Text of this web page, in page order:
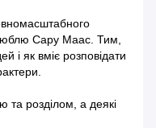
Сару Маас. Тим,
і як вміє розповідати
та розділом, а деякі